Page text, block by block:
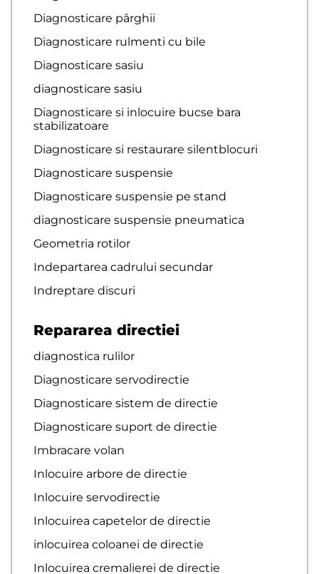
Diagnosticare pârghii
Diagnosticare rulmenti cu bile
Diagnosticare sasiu
diagnosticare sasiu
Diagnosticare si inlocuire bucse bara
stabilizatoare
Diagnosticare si restaurare silentblocuri
Diagnosticare suspensie
Diagnosticare suspensie pe stand
diagnosticare suspensie pneumatica
Geometria rotilor
Indepartarea cadrului secundar
Indreptare discuri
Repararea directiei
diagnostica rulilor
Diagnosticare servodirectie
Diagnosticare sistem de directie
Diagnosticare suport de directie
Imbracare volan
Inlocuire arbore de directie
Inlocuire servodirectie
Inlocuirea capetelor de directie
inlocuirea coloanei de directie
Inlocuirea cremalierei de directie